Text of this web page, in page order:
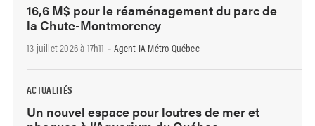
16,6 M$ pour le réaménagement du parc de
la Chute-Montmorency
13 juillet 2026 à 17h11 - Agent IA Métro Québec
ACTUALITÉS
Un nouvel espace pour loutres de mer et